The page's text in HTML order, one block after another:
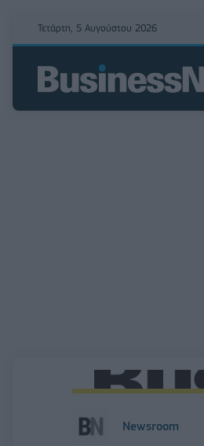
Τετάρτη, 5 Αυγούστου 2026
Newsroom